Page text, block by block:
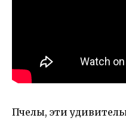
Пчелы, эти